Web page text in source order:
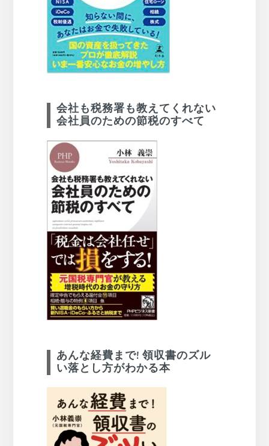
会社も税務署も教えてくれない
会社員のための節税のすべて
あんな経費まで! 領収書のズル
い落とし方がわかる本